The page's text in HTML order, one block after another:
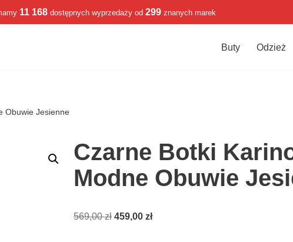
11 168 dostępnych wyprzedaży od 299 znanych marek
Buty Odzież
Obuwie Jesienne
Czarne Botki
Modne Obuwie
569,00zł 459,00 zł